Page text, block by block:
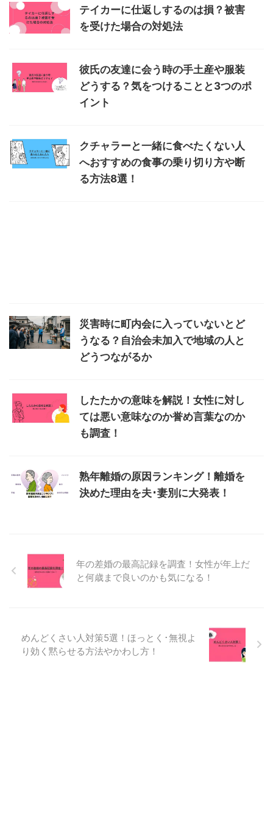
テイカーに仕返しするのは損？被害
を受けた場合の対処法
彼氏の友達に会う時の手土産や服装
どうする？気をつけることと3つのポ
イント
クチャラーと一緒に食べたくない人
へおすすめの食事の乗り切り方や断
る方法8選！
災害時に町内会に入っていないとど
うなる？自治会未加入で地域の人と
どうつながるか
したたかの意味を解説！女性に対し
ては悪い意味なのか誉め言葉なのか
も調査！
熟年離婚の原因ランキング！離婚を
決めた理由を夫･妻別に大発表！
年の差婚の最高記録を調査！女性が年上だ
と何歳まで良いのかも気になる！
めんどくさい人対策5選！ほっとく･無視よ
り効く黙らせる方法やかわし方！